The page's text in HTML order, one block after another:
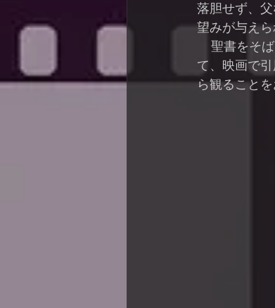
落胆せず、
望みが与え
て、映画で
ら観ること